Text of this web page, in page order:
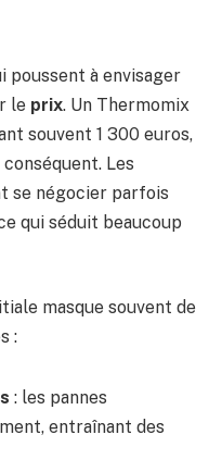
poussent à envisager
le prix. Un Thermomix
souvent 1 300 euros,
Les
se négocier parfois
qui séduit beaucoup
masque souvent de
:
: les pannes
entraînant des